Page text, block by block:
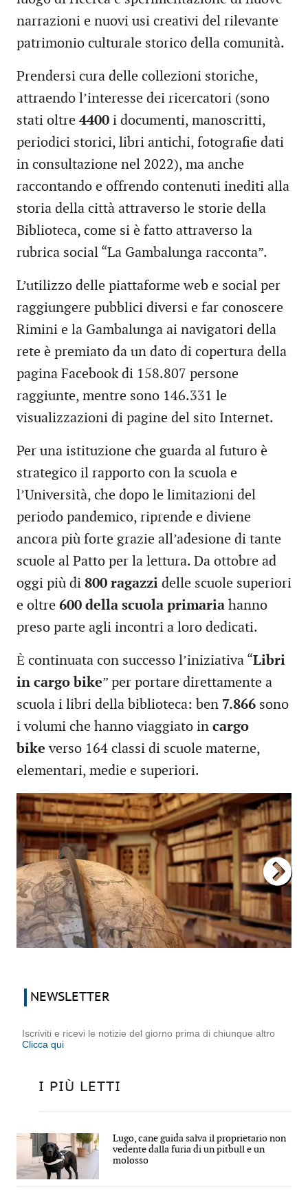
narrazioni e nuovi usi creativi del rilevante
patrimonio culturale storico della comunità.
Prendersi cura delle collezioni storiche,
attraendo l’interesse dei ricercatori (sono
stati oltre 4400 i documenti, manoscritti,
periodici storici, libri antichi, fotografie dati
in consultazione nel 2022), ma anche
raccontando e offrendo contenuti inediti alla
storia della città attraverso le storie della
Biblioteca, come si è fatto attraverso la
rubrica social “La Gambalunga racconta”.
L’utilizzo delle piattaforme web e social per
raggiungere pubblici diversi e far conoscere
Rimini e la Gambalunga ai navigatori della
rete è premiato da un dato di copertura della
pagina Facebook di 158.807 persone
raggiunte, mentre sono 146.331 le
visualizzazioni di pagine del sito Internet.
Per una istituzione che guarda al futuro è
strategico il rapporto con la scuola e
l’Università, che dopo le limitazioni del
periodo pandemico, riprende e diviene
ancora più forte grazie all’adesione di tante
scuole al Patto per la lettura. Da ottobre ad
oggi più di 800 ragazzi delle scuole superiori
e oltre 600 della scuola primaria hanno
preso parte agli incontri a loro dedicati.
Ѐ continuata con successo l’iniziativa “Libri
in cargo bike” per portare direttamente a
scuola i libri della biblioteca: ben 7.866 sono
i volumi che hanno viaggiato in cargo
bikeverso 164 classi di scuole materne,
elementari, medie e superiori.
NEWSLETTER
Iscriviti e ricevi le notizie del giorno prima di chiunque altro
Clicca qui
I PIÙ LETTI
Lugo, cane guida salva il proprietario non
vedente dalla furia di un pitbull e un
molosso